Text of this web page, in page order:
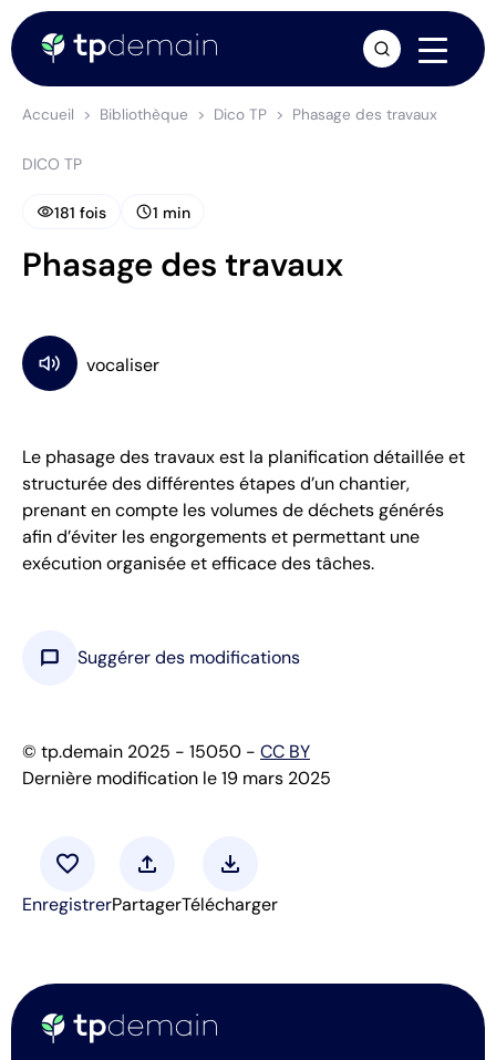
Accueil Bibliothèque Dico TP Phasage des travaux
DICO TP
visibility181 fois schedule1 min
Phasage des travaux
Le phasage des travaux est la planification détaillée et
structurée des différentes étapes d’un chantier,
prenant en compte les volumes de déchets générés
afin d’éviter les engorgements et permettant une
exécution organisée et efficace des tâches.
chat_bubble Suggérer des modifications
© tp.demain 2025 - 15050 - CC BY
Dernière modification le 19 mars 2025
favorite
Enregistrer
upload
Partager
download
Télécharger
arrow_forward